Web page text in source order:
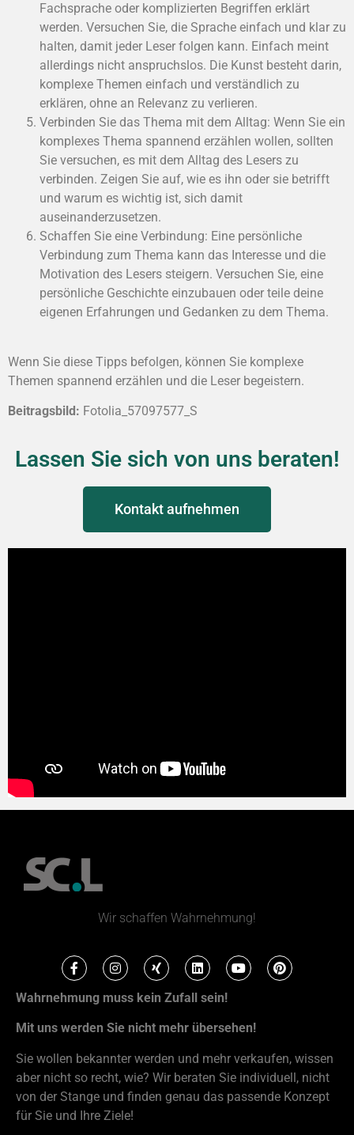
Fachsprache oder komplizierten Begriffen erklärt
werden. Versuchen Sie, die Sprache einfach und klar zu
halten, damit jeder Leser folgen kann. Einfach meint
allerdings nicht anspruchslos. Die Kunst besteht darin,
komplexe Themen einfach und verständlich zu
erklären, ohne an Relevanz zu verlieren.
Verbinden Sie das Thema mit dem Alltag: Wenn Sie ein
komplexes Thema spannend erzählen wollen, sollten
Sie versuchen, es mit dem Alltag des Lesers zu
verbinden. Zeigen Sie auf, wie es ihn oder sie betrifft
und warum es wichtig ist, sich damit
auseinanderzusetzen.
Schaffen Sie eine Verbindung: Eine persönliche
Verbindung zum Thema kann das Interesse und die
Motivation des Lesers steigern. Versuchen Sie, eine
persönliche Geschichte einzubauen oder teile deine
eigenen Erfahrungen und Gedanken zu dem Thema.
Wenn Sie diese Tipps befolgen, können Sie komplexe
Themen spannend erzählen und die Leser begeistern.
Beitragsbild: Fotolia_57097577_S
Lassen Sie sich von uns beraten!
Kontakt aufnehmen
Wir schaffen Wahrnehmung!
Wahrnehmung muss kein Zufall sein!
Mit uns werden Sie nicht mehr übersehen!
Sie wollen bekannter werden und mehr verkaufen, wissen
aber nicht so recht, wie? Wir beraten Sie individuell, nicht
von der Stange und finden genau das passende Konzept
für Sie und Ihre Ziele!